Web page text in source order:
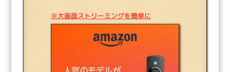
※大画面ストリーミングを簡単に